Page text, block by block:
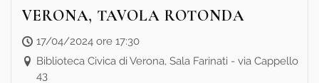
VERONA, TAVOLA ROTONDA
17/04/2024 ore 17:30
Biblioteca Civica di Verona, Sala Farinati - via Cappello
43